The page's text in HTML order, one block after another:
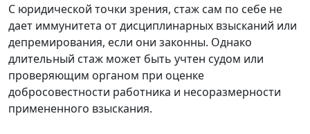
С юридической точки зрения, стаж сам по себе не
дает иммунитета от дисциплинарных взысканий или
депремирования, если они законны. Однако
длительный стаж может быть учтен судом или
проверяющим органом при оценке
добросовестности работника и несоразмерности
примененного взыскания.